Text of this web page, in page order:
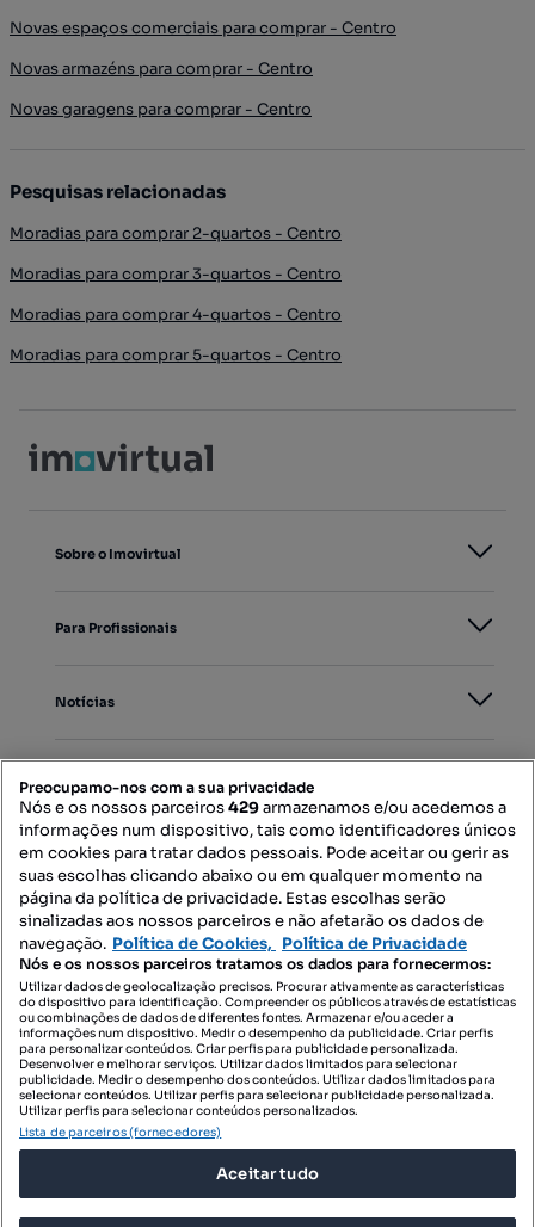
Novas espaços comerciais para comprar - Centro
Novas armazéns para comprar - Centro
Novas garagens para comprar - Centro
Pesquisas relacionadas
Moradias para comprar 2-quartos - Centro
Moradias para comprar 3-quartos - Centro
Moradias para comprar 4-quartos - Centro
Moradias para comprar 5-quartos - Centro
Sobre o Imovirtual
Para Profissionais
Notícias
Mapa do Site
Contacte-nos
SIGA-NOS:
DESCARREGAR NA:
Preocupamo-nos com a sua privacidade
Nós e os nossos parceiros429armazenamos e/ou acedemos a
informações num dispositivo, tais como identificadores únicos
em cookies para tratar dados pessoais. Pode aceitar ou gerir as
suas escolhas clicando abaixo ou em qualquer momento na
página da política de privacidade. Estas escolhas serão
sinalizadas aos nossos parceiros e não afetarão os dados de
navegação. Política de Cookies, Política de Privacidade
Nós e os nossos parceiros tratamos os dados para fornecermos:
Utilizar dados de geolocalização precisos. Procurar ativamente as características
do dispositivo para identificação. Compreender os públicos através de estatísticas
ou combinações de dados de diferentes fontes. Armazenar e/ou aceder a
informações num dispositivo. Medir o desempenho da publicidade. Criar perfis
para personalizar conteúdos. Criar perfis para publicidade personalizada.
Desenvolver e melhorar serviços. Utilizar dados limitados para selecionar
publicidade. Medir o desempenho dos conteúdos. Utilizar dados limitados para
selecionar conteúdos. Utilizar perfis para selecionar publicidade personalizada.
Utilizar perfis para selecionar conteúdos personalizados.
Lista de parceiros (fornecedores)
Aceitar tudo